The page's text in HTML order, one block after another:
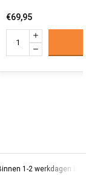
€69,95
1-2 werkdagen in